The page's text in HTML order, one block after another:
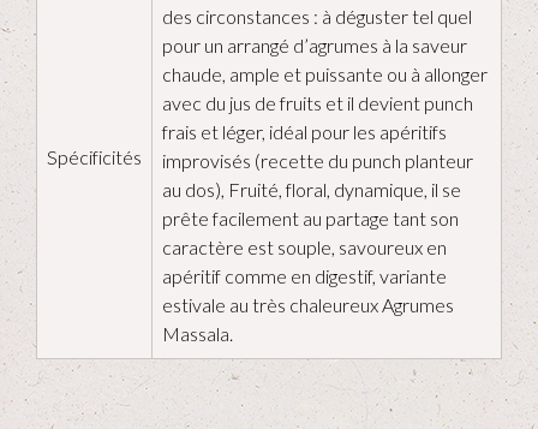
Spécificités
des circonstances : à déguster tel quel
pour un arrangé d’agrumes à la saveur
chaude, ample et puissante ou à allonger
avec du jus de fruits et il devient punch
frais et léger, idéal pour les apéritifs
improvisés (recette du punch planteur
au dos), Fruité, floral, dynamique, il se
prête facilement au partage tant son
caractère est souple, savoureux en
apéritif comme en digestif, variante
estivale au très chaleureux Agrumes
Massala.